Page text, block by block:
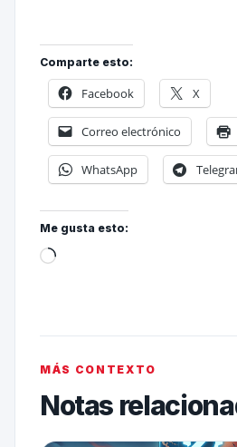
Comparte esto:
Facebook X
Correo electrónico
WhatsApp
Me gusta esto:
MÁS CONTEXTO
Notas